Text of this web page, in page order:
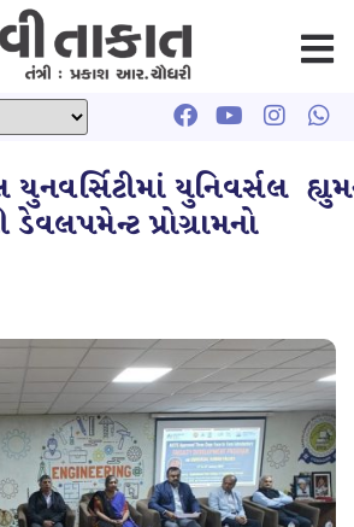
યુનિવર્સલ
ડેવલપમેન્ટ પ્રોગ્રામનો